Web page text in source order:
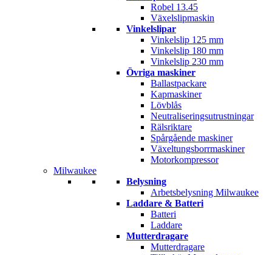
Robel 13.45
Växelslipmaskin
Vinkelslipar
Vinkelslip 125 mm
Vinkelslip 180 mm
Vinkelslip 230 mm
Övriga maskiner
Ballastpackare
Kapmaskiner
Lövblås
Neutraliseringsutrustningar
Rälsriktare
Spårgående maskiner
Växeltungsborrmaskiner
Motorkompressor
Milwaukee
Belysning
Arbetsbelysning Milwaukee
Laddare & Batteri
Batteri
Laddare
Mutterdragare
Mutterdragare